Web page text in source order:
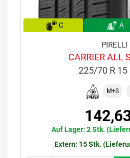
C A
PIRELLI
CARRIER ALL
225/70 R 15
M+S
Auf Lager: 2 Stk.
Extern: 15 Stk.